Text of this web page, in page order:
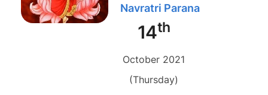
Navratri Parana
14th
October 2021
(Thursday)